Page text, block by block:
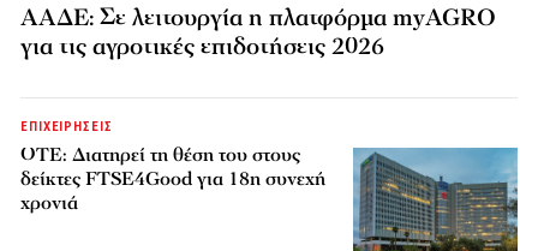
ΑΑΔΕ: Σε λειτουργία η πλατφόρμα myAGRO
για τις αγροτικές επιδοτήσεις 2026
ΕΠΙΧΕΙΡΗΣΕΙΣ
ΟΤΕ: Διατηρεί τη θέση του στους
δείκτες FTSE4Good για 18η συνεχή
χρονιά